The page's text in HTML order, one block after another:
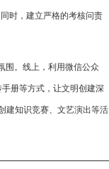
时，建立严格的考核问责
围。线上，利用微信公众
册等方式，让文明创建深
建知识竞赛、文艺演出等活